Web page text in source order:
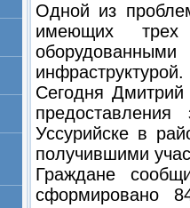
Одной из
имеющих
инфраструктурой.
Сегодня
Уссурийске в
получившими
Граждане
сформировано